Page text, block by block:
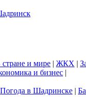
и мире | ЖКХ |
и бизнес |
Погода в Шадринске |